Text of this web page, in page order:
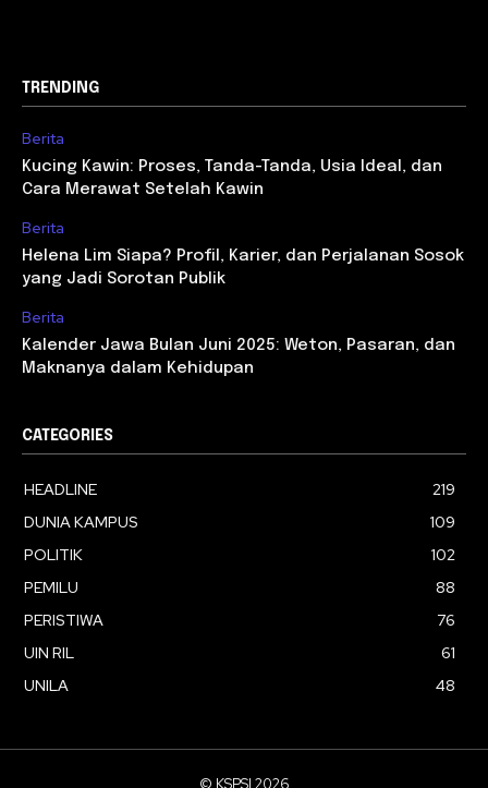
TRENDING
Berita
Kucing Kawin: Proses, Tanda-Tanda, Usia Ideal, dan
Cara Merawat Setelah Kawin
Berita
Helena Lim Siapa? Profil, Karier, dan Perjalanan Sosok
yang Jadi Sorotan Publik
Berita
Kalender Jawa Bulan Juni 2025: Weton, Pasaran, dan
Maknanya dalam Kehidupan
CATEGORIES
HEADLINE
219
DUNIA KAMPUS
109
POLITIK
102
PEMILU
88
PERISTIWA
76
UIN RIL
61
UNILA
48
© KSPSI 2026